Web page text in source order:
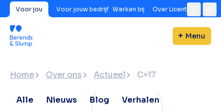
Voor jou Voor jouw bedrijf Werken bij Over Licent
Menu
Home Over ons Actueel C=17
Alle Nieuws Blog Verhalen